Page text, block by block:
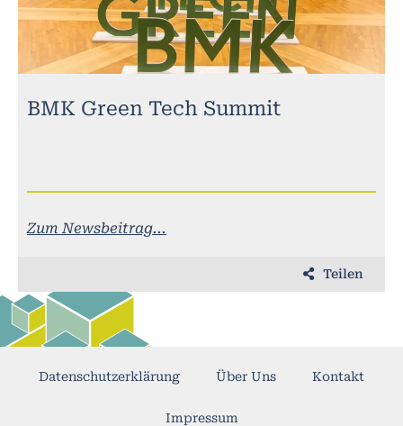
BMK Green Tech Summit
Zum Newsbeitrag...
Teilen
Datenschutzerklärung Über Uns Kontakt
Impressum